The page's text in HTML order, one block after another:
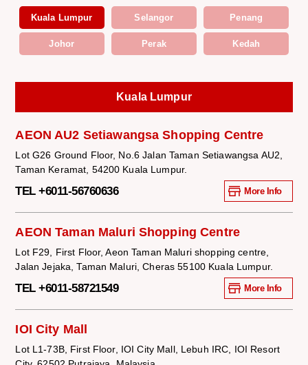
Kuala Lumpur Selangor Penang
Johor Perak Kedah
Kuala Lumpur
AEON AU2 Setiawangsa Shopping Centre
Lot G26 Ground Floor, No.6 Jalan Taman Setiawangsa AU2,
Taman Keramat, 54200 Kuala Lumpur.
TEL +6011-56760636 More Info
AEON Taman Maluri Shopping Centre
Lot F29, First Floor, Aeon Taman Maluri shopping centre,
Jalan Jejaka, Taman Maluri, Cheras 55100 Kuala Lumpur.
TEL +6011-58721549 More Info
IOI City Mall
Lot L1-73B, First Floor, IOI City Mall, Lebuh IRC, IOI Resort